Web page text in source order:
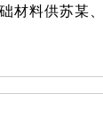
材料供苏某